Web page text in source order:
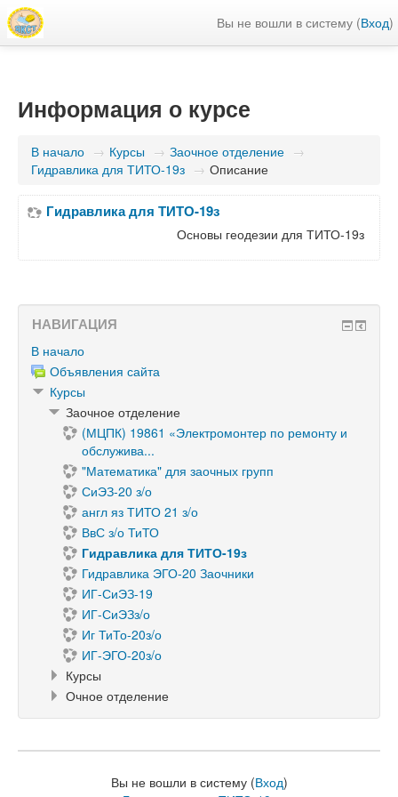
Вы не вошли в систему (Вход)
Информация о курсе
В начало → Курсы → Заочное отделение →
Гидравлика для ТИТО-19з → Описание
Гидравлика для ТИТО-19з
Основы геодезии для ТИТО-19з
НАВИГАЦИЯ
В начало
Объявления сайта
Курсы
Заочное отделение
(МЦПК) 19861 «Электромонтер по ремонту и
обслужива...
"Математика" для заочных групп
СиЭЗ-20 з/о
англ яз ТИТО 21 з/о
ВвС з/о ТиТО
Гидравлика для ТИТО-19з
Гидравлика ЭГО-20 Заочники
ИГ-СиЭЗ-19
ИГ-СиЭЗз/о
Иг ТиТо-20з/о
ИГ-ЭГО-20з/о
Курсы
Очное отделение
Вы не вошли в систему (Вход)